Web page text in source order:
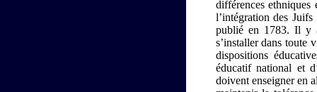
différences
l’intégration des
publié en 1783. Il y
s’installer dans toute
dispositions
éducatif national et
doivent enseigner en